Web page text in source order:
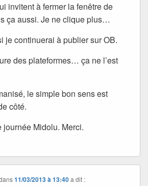
invitent à fermer la fenêtre de
ça aussi. Je ne clique plus…
je continuerai à publier sur OB.
des plateformes… ça ne l’est
le simple bon sens est
côté.
journée Midolu. Merci.
11/03/2013 à 13:40 a dit :